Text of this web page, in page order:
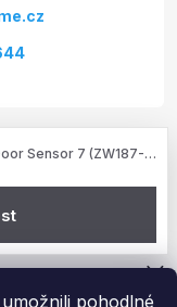
pohodlné
Dveřní senzor - AEOTEC Recessed Door Sensor 7 (ZW187-C)